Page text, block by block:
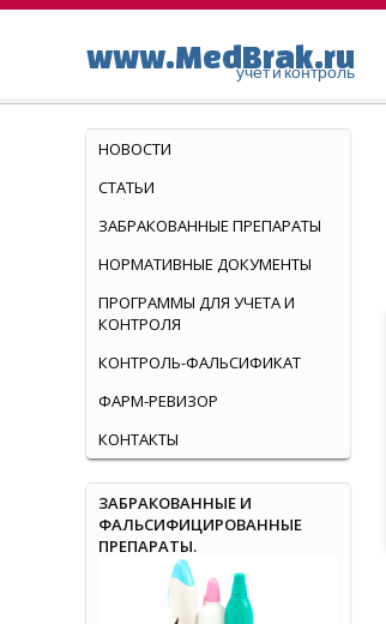
www.MedBrak.ru
учет и контроль
НОВОСТИ
СТАТЬИ
ЗАБРАКОВАННЫЕ ПРЕПАРАТЫ
НОРМАТИВНЫЕ ДОКУМЕНТЫ
ПРОГРАММЫ ДЛЯ УЧЕТА И
КОНТРОЛЯ
КОНТРОЛЬ-ФАЛЬСИФИКАТ
ФАРМ-РЕВИЗОР
КОНТАКТЫ
ЗАБРАКОВАННЫЕ И
ФАЛЬСИФИЦИРОВАННЫЕ
ПРЕПАРАТЫ.